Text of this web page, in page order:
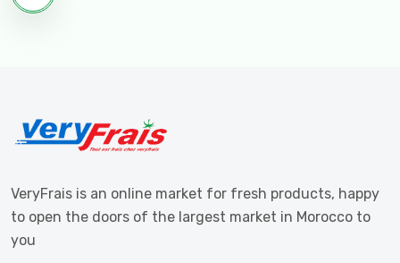
VeryFrais is an online market for fresh products, happy
to open the doors of the largest market in Morocco to
you